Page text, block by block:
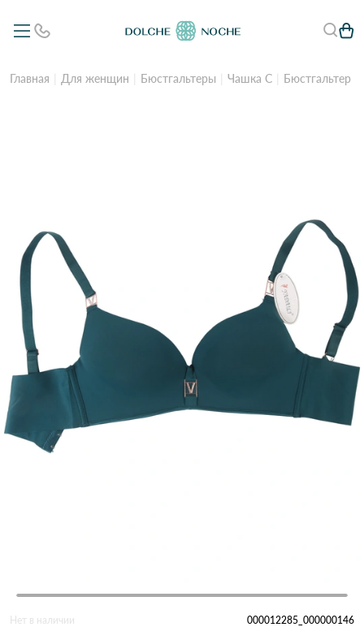
Главная Для женщин Бюстгальтеры Чашка C Бюстгальтер
Нет в наличии 000012285_000000146